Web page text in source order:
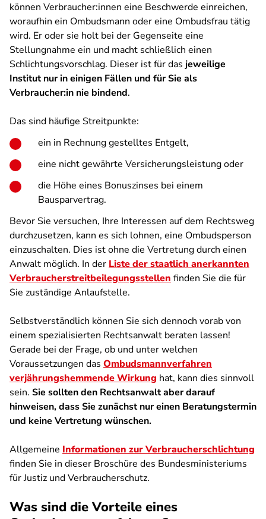
können Verbraucher:innen eine Beschwerde einreichen,
woraufhin ein Ombudsmann oder eine Ombudsfrau tätig
wird. Er oder sie holt bei der Gegenseite eine
Stellungnahme ein und macht schließlich einen
Schlichtungsvorschlag. Dieser ist für das jeweilige
Institut nur in einigen Fällen und für Sie als
Verbraucher:in nie bindend.
Das sind häufige Streitpunkte:
ein in Rechnung gestelltes Entgelt,
eine nicht gewährte Versicherungsleistung oder
die Höhe eines Bonuszinses bei einem
Bausparvertrag.
Bevor Sie versuchen, Ihre Interessen auf dem Rechtsweg
durchzusetzen, kann es sich lohnen, eine Ombudsperson
einzuschalten. Dies ist ohne die Vertretung durch einen
Anwalt möglich. In der Liste der staatlich anerkannten
Verbraucherstreitbeilegungsstellen finden Sie die für
Sie zuständige Anlaufstelle.
Selbstverständlich können Sie sich dennoch vorab von
einem spezialisierten Rechtsanwalt beraten lassen!
Gerade bei der Frage, ob und unter welchen
Voraussetzungen das Ombudsmannverfahren
verjährungshemmende Wirkung hat, kann dies sinnvoll
sein. Sie sollten den Rechtsanwalt aber darauf
hinweisen, dass Sie zunächst nur einen Beratungstermin
und keine Vertretung wünschen.
Allgemeine Informationen zur Verbraucherschlichtung
finden Sie in dieser Broschüre des Bundesministeriums
für Justiz und Verbraucherschutz.
Was sind die Vorteile eines